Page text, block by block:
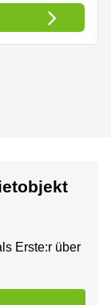
Erste:r über